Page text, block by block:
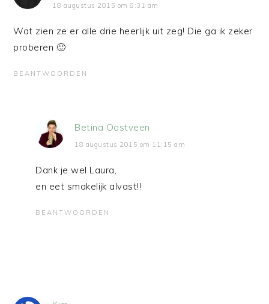
18 augustus 2015 om 8:31 am
Wat zien ze er alle drie heerlijk uit zeg! Die ga ik zeker
proberen 🙂
BEANTWOORDEN
Betina Oostveen
18 augustus 2015 om 11:15 am
Dank je wel Laura,
en eet smakelijk alvast!!
BEANTWOORDEN